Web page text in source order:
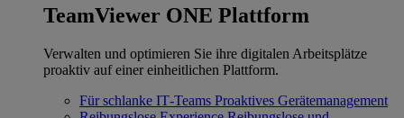
TeamViewer ONE Plattform
Verwalten und optimieren Sie ihre digitalen Arbeitsplätze
proaktiv auf einer einheitlichen Plattform.
Für schlanke IT‐Teams Proaktives Gerätemanagement